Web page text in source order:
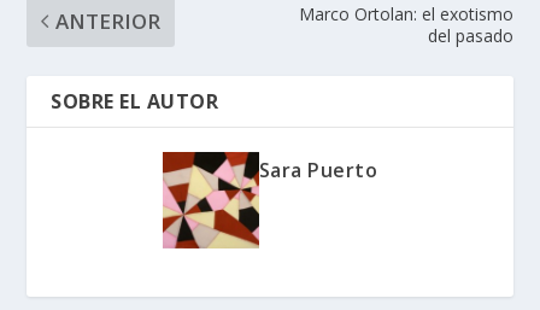
ANTERIOR
Marco Ortolan: el exotismo
del pasado
SOBRE EL AUTOR
Sara Puerto